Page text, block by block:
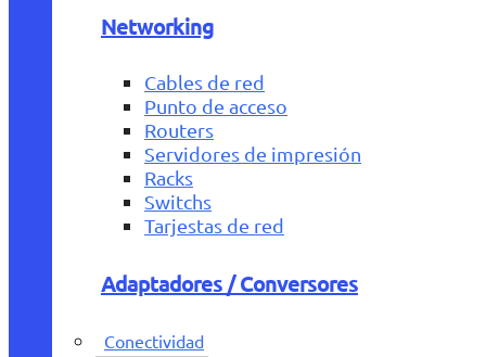
Networking
Cables de red
Punto de acceso
Routers
Servidores de impresión
Racks
Switchs
Tarjestas de red
Adaptadores / Conversores
Conectividad